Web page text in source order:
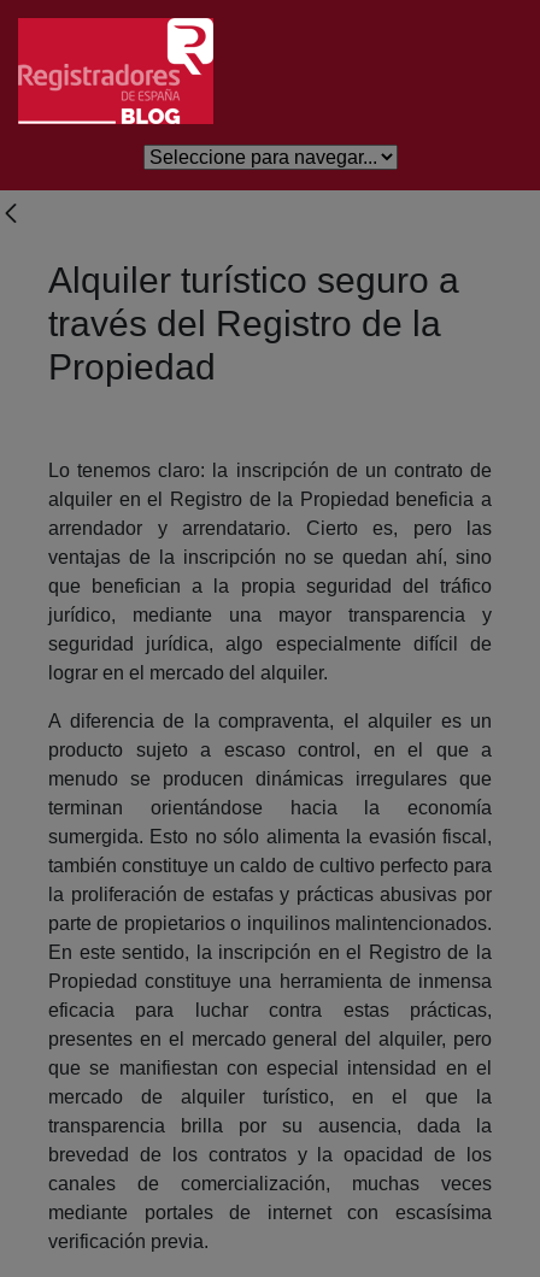
Salta al contingut principal
Alquiler turístico seguro a
través del Registro de la
Propiedad
Lo tenemos claro: la inscripción de un contrato de
alquiler en el Registro de la Propiedad beneficia a
arrendador y arrendatario. Cierto es, pero las
ventajas de la inscripción no se quedan ahí, sino
que benefician a la propia seguridad del tráfico
jurídico, mediante una mayor transparencia y
seguridad jurídica, algo especialmente difícil de
lograr en el mercado del alquiler.
A diferencia de la compraventa, el alquiler es un
producto sujeto a escaso control, en el que a
menudo se producen dinámicas irregulares que
terminan orientándose hacia la economía
sumergida. Esto no sólo alimenta la evasión fiscal,
también constituye un caldo de cultivo perfecto para
la proliferación de estafas y prácticas abusivas por
parte de propietarios o inquilinos malintencionados.
En este sentido, la inscripción en el Registro de la
Propiedad constituye una herramienta de inmensa
eficacia para luchar contra estas prácticas,
presentes en el mercado general del alquiler, pero
que se manifiestan con especial intensidad en el
mercado de alquiler turístico, en el que la
transparencia brilla por su ausencia, dada la
brevedad de los contratos y la opacidad de los
canales de comercialización, muchas veces
mediante portales de internet con escasísima
verificación previa.